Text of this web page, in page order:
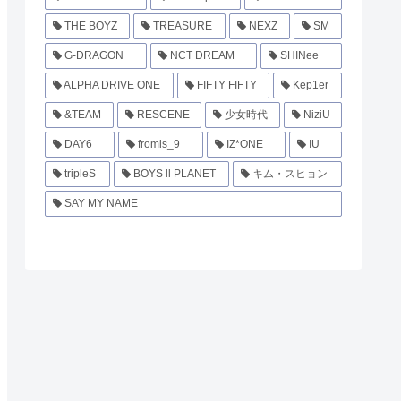
THE BOYZ TREASURE NEXZ SM
G-DRAGON NCT DREAM SHINee
ALPHA DRIVE ONE FIFTY FIFTY Kep1er
&TEAM RESCENE 少女時代 NiziU
DAY6 fromis_9 IZ*ONE IU
tripleS BOYS ll PLANET キム・スヒョン
SAY MY NAME